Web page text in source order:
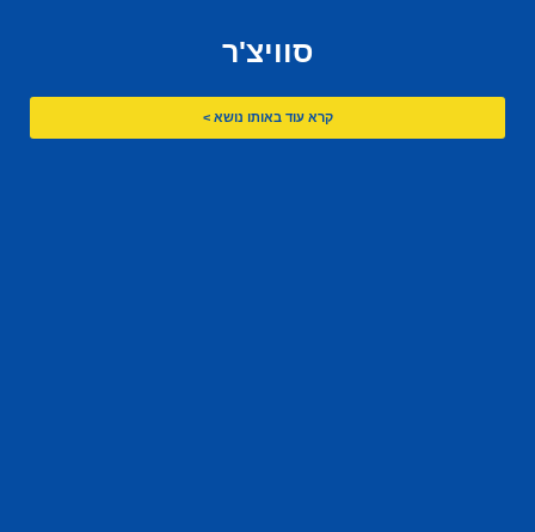
סוויצ'ר
קרא עוד באותו נושא >